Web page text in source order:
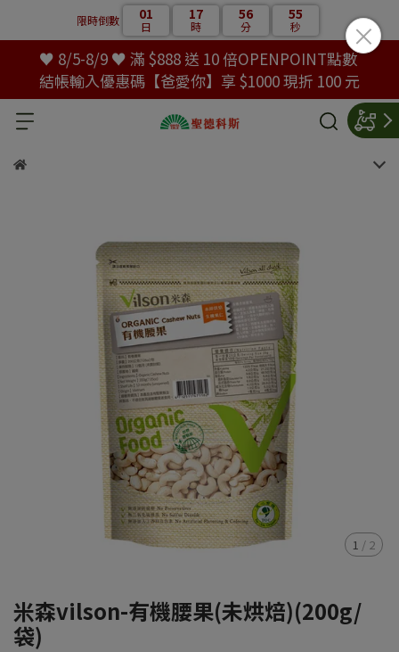
限時倒數 01
日
17
時
56
分
55
秒
♥ 8/5-8/9 ♥ 滿 $888 送 10 倍OPENPOINT點數
結帳輸入優惠碼【爸愛你】享 $1000 現折 100 元
1 / 2
米森vilson-有機腰果(未烘焙)(200g/
袋)